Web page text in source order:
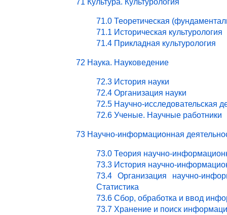
71 Культура. Культурология
71.0 Теоретическая
71.1 Историческая культурология
71.4 Прикладная культурология
72 Наука. Науковедение
72.3 История науки
72.4 Организация науки
72.5 Научно-исследовательская
72.6 Ученые. Научные работники
73 Научно-информационная
73.0 Теория научно-
73.3 История научно-
73.4 Организация научно-
Статистика
73.6 Сбор, обработка и ввод
73.7 Хранение и поиск